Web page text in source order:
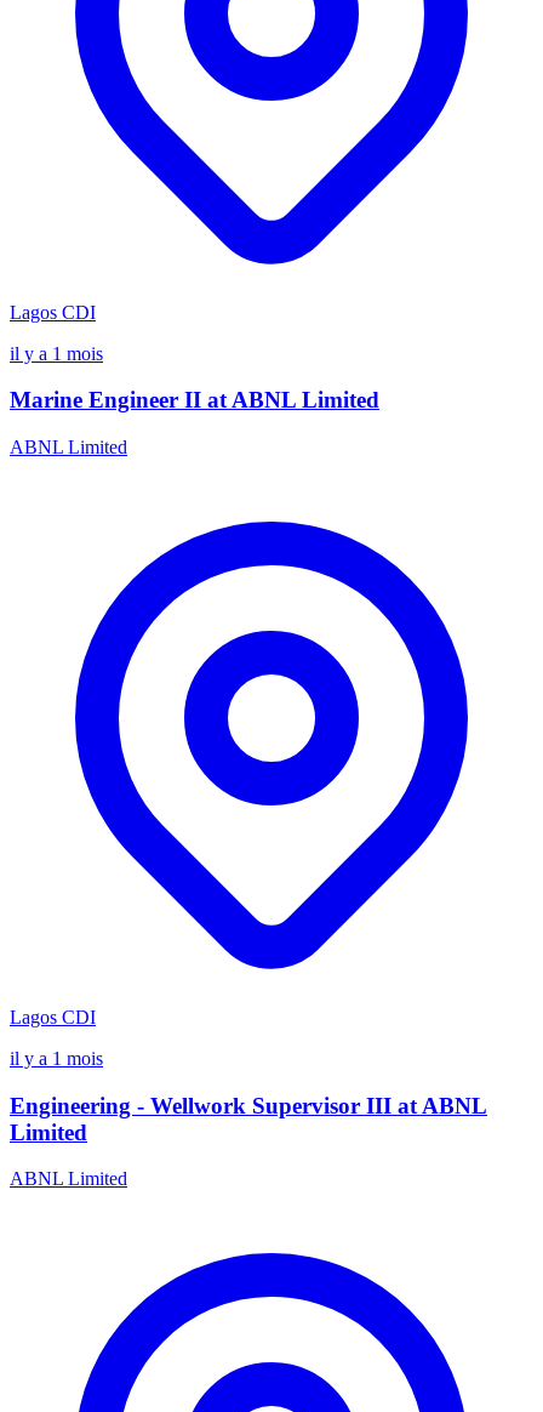
Lagos CDI
il y a 1 mois
Marine Engineer II at ABNL Limited
ABNL Limited
Lagos CDI
il y a 1 mois
Engineering - Wellwork Supervisor III at ABNL
Limited
ABNL Limited